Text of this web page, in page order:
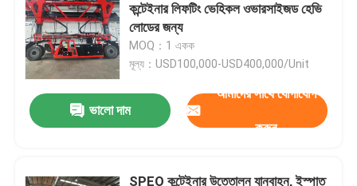
কন্টেইনার লিফটিং ভেহিকল ওভারসাইজড হেভি
লোডের জন্য
MOQ：1 একক
মূল্য：USD100,000-USD400,000/Unit
ভালো দাম
আমাদের সাথে যোগাযোগ
করুন
SPEO কন্টেইনার উত্তোলন যানবাহন, ইস্পাত